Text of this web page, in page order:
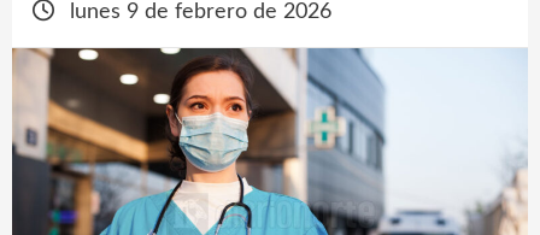
lunes 9 de febrero de 2026